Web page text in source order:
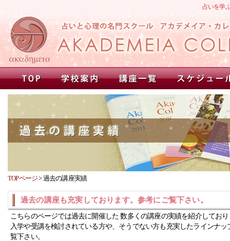
占いを学
TOPページ>過去の講座実績
過去の講座も充実しております。参考にご覧下さい。
こちらのページでは過去に開催した 数多くの講座の実績を紹介してお
入学や受講を検討されている方や、そうでない方も充実したラインナッ
覧下さい。